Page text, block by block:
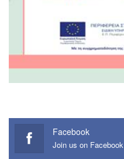
Facebook
Join us on Facebook